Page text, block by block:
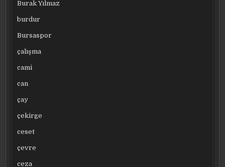
Burak Yılmaz
burdur
Bursaspor
çalışma
cami
can
çay
çekirge
ceset
çevre
ceza